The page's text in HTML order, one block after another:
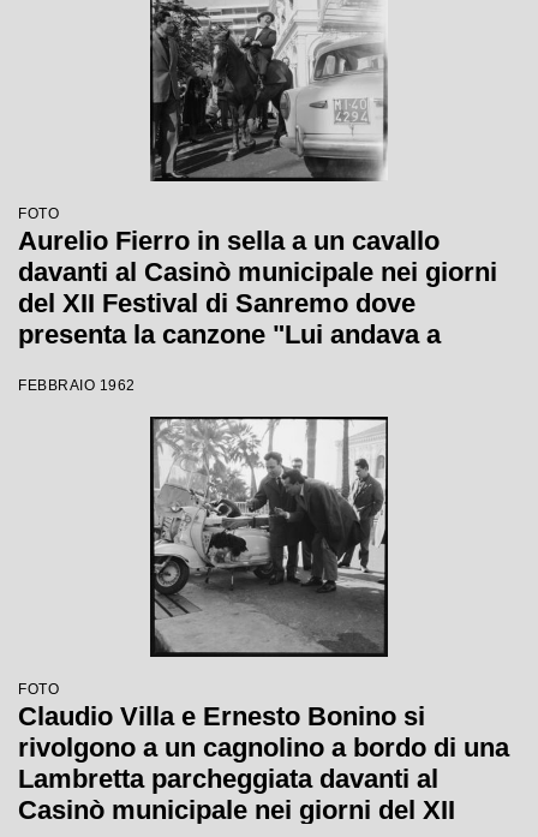
FOTO
Aurelio Fierro in sella a un cavallo
davanti al Casinò municipale nei giorni
del XII Festival di Sanremo dove
presenta la canzone "Lui andava a
FEBBRAIO 1962
FOTO
Claudio Villa e Ernesto Bonino si
rivolgono a un cagnolino a bordo di una
Lambretta parcheggiata davanti al
Casinò municipale nei giorni del XII